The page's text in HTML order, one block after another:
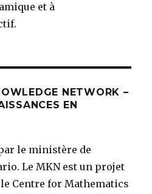
et à
NETWORK –
EN
le ministère de
Le MKN est un projet
le Centre for Mathematics